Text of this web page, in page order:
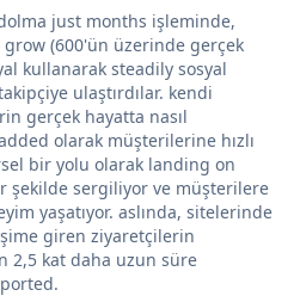
just months işleminde,
(600'ün üzerinde gerçek
kullanarak steadily sosyal
ulaştırdılar. kendi
gerçek hayatta nasıl
olarak müşterilerine hızlı
bir yolu olarak landing on
şekilde sergiliyor ve müşterilere
yaşatıyor. aslında, sitelerinde
giren ziyaretçilerin
2,5 kat daha uzun süre